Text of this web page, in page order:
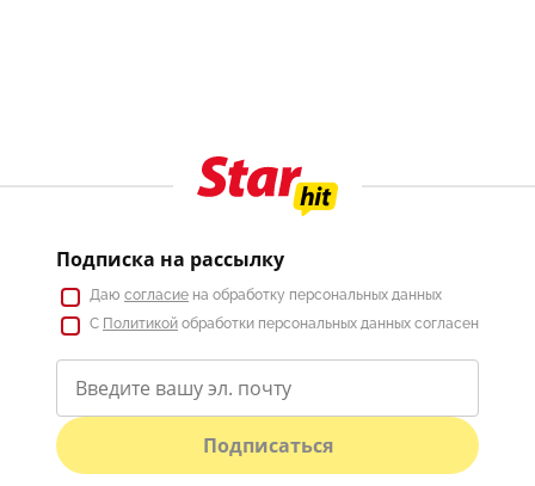
Подписка на рассылку
Даю согласие на обработку персональных данных
С Политикой обработки персональных данных согласен
Подписаться